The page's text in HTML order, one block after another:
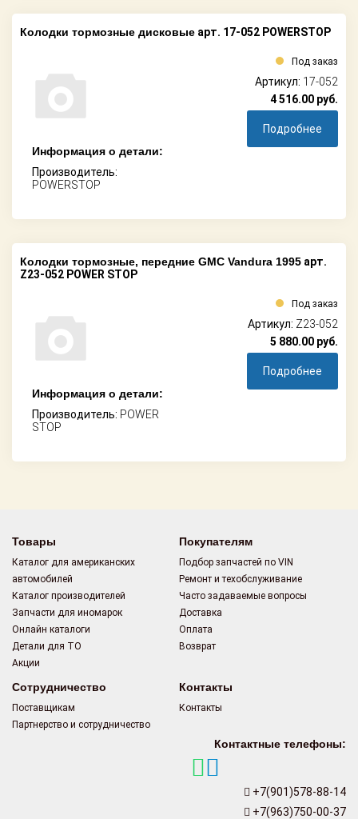
Колодки тормозные дисковые арт. 17-052 POWERSTOP
Информация о детали:
Производитель:
POWERSTOP
Под заказ
Артикул: 17-052
4 516.00 руб.
Подробнее
Колодки тормозные, передние GMC Vandura 1995 арт.
Z23-052 POWER STOP
Информация о детали:
Производитель: POWER
STOP
Под заказ
Артикул: Z23-052
5 880.00 руб.
Подробнее
Товары
Каталог для американских
автомобилей
Каталог производителей
Запчасти для иномарок
Онлайн каталоги
Детали для ТО
Акции
Покупателям
Подбор запчастей по VIN
Ремонт и техобслуживание
Часто задаваемые вопросы
Доставка
Оплата
Возврат
Сотрудничество
Поставщикам
Партнерство и сотрудничество
Контакты
Контакты
Контактные телефоны:
+7(901)578-88-14
+7(963)750-00-37